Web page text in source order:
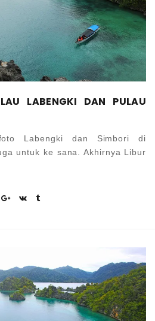
LABENGKI DAN PULAU
Labengki dan Simbori di
untuk ke sana. Akhirnya Libur